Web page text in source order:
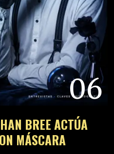
06
BREE ACTÚA
MÁSCARA